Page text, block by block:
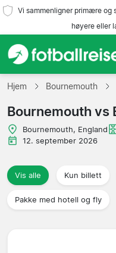
Vi sammenligner primære og
høyere eller
Hjem
Lag
Ligaer
Reisebyråer
Hjem Bournemouth
Bournemouth vs
Bournemouth, England
12. september 2026
Vis alle Kun billett
Pakke med hotell og fly